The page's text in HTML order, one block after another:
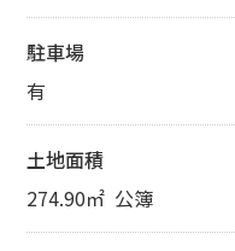
駐車場
有
土地面積
274.90㎡ 公簿